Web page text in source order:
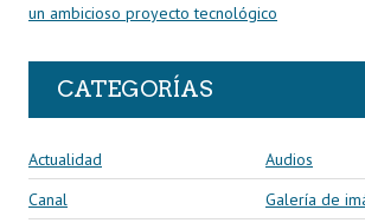
un ambicioso proyecto tecnológico
CATEGORÍAS
Actualidad
Audios
Canal
Galería de